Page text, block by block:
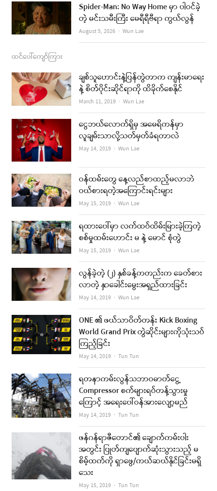
Spider-Man: No Way Home မှာ ပါဝင်ခဲ့
တဲ့ မင်းသမီးကြီး မေရီရီဗီရာ ကွယ်လွန်
August 5, 2026 Author
Wun Lae
ထင်ပေါ်ကျော်ကြား
ချစ်သူဟောင်းနဲ့ပြန်တွဲတာက ကျန်းမာရေး
နဲ့ စိတ်ပိုင်းဆိုင်ရာကို ထိခိုက်စေနိုင်
March 11, 2019 Author
Wun Lae
ငွေဘယ်လောက်ရှိမှ အမေရိကန်မှာ
လူချမ်းသာလို့သတ်မှတ်ခံရတာလဲ
May 14, 2019 Author
Wun Lae
ဝန်ထမ်းတွေ နေ့လည်စာထည့်မလာဘဲ
ဝယ်စားရတဲ့အကြောင်းရင်းများ
May 15, 2019 Author
Wun Lae
ရထားပေါ်မှာ လက်ထပ်ထိမ်းမြားခဲ့ကြတဲ့
စစ်မှုထမ်းဟောင်း မ နဲ့ မောင် စုံတွဲ
May 15, 2019 Author
Wun Lae
လွန်ခဲ့တဲ့ (၂) နှစ်ခန့်ကတည်းက ခေတ်စား
လာတဲ့ နှာခေါင်းမွေးအရှည်ထားခြင်း
May 14, 2019 Author
Wun Lae
ONE ၏ ဖယ်သာဝိတ်တန်း Kick Boxing
World Grand Prix တွဲဆိုင်းများကိုသုံးသပ်
ကြည့်ခြင်း
May 14, 2019 Author
Tun Tun
ရတနာကမ်းလွန်သဘာဝဓာတ်ငွေ့
Compressor စက်များရပ်တန့်သွားမှု
ကြောင့် အရေးပေါ်ဝန်အားလျော့မည်
May 14, 2019 Author
Tun Tun
ဖန်ဂန်ရာဇီတောင်၏ ချောက်ကမ်းပါး
အတွင်း ပြုတ်ကျပျောက်ဆုံးသွားသည့် မ
စိမ့်ထက်ကို ရှာဖွေ/ကယ်ဆယ်နိုင်ခြင်းမရှိ
သေး
May 15, 2019 Author
Tun Tun